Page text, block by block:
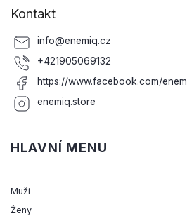
Kontakt
info@enemiq.cz
+421905069132
https://www.facebook.com/
enemiq.store
HLAVNÍ MENU
Muži
Ženy